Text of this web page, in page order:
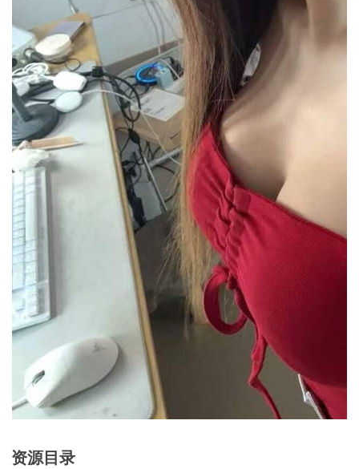
资源目录